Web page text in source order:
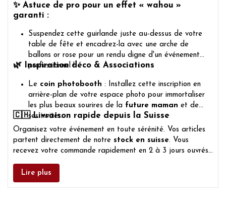
✨ Astuce de pro pour un effet « wahou »
garanti :
Suspendez cette guirlande juste au-dessus de votre
table de fête et encadrez-la avec une arche de
ballons or rose pour un rendu digne d'un événement
professionnel !
🌿 Inspiration déco & Associations
Le coin photobooth : Installez cette inscription en
arrière-plan de votre espace photo pour immortaliser
les plus beaux sourires de la future maman et de
ses invités.
🇨🇭Livraison rapide depuis la Suisse
Organisez votre événement en toute sérénité. Vos articles
partent directement de notre stock en suisse. Vous
recevez votre commande rapidement en 2 à 3 jours ouvrés
Lire plus